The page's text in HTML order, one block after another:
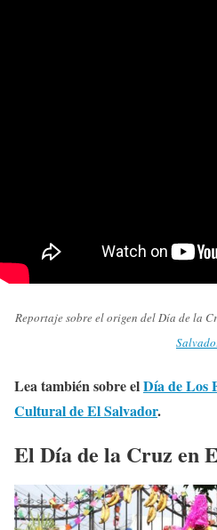
Reportaje sobre el origen del Día de la
Lea también sobre elDía de Los
Cultural de El Salvador.
El Día de la Cruz en